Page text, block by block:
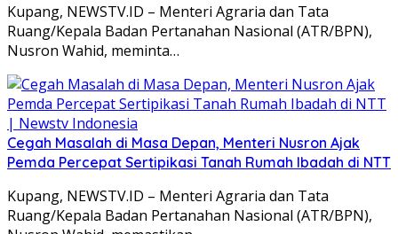
Kupang, NEWSTV.ID – Menteri Agraria dan Tata
Ruang/Kepala Badan Pertanahan Nasional (ATR/BPN),
Nusron Wahid, meminta…
Cegah Masalah di Masa Depan, Menteri Nusron Ajak
Pemda Percepat Sertipikasi Tanah Rumah Ibadah di NTT
Kupang, NEWSTV.ID – Menteri Agraria dan Tata
Ruang/Kepala Badan Pertanahan Nasional (ATR/BPN),